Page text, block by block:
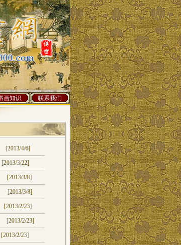
画知识 联系我们
[2013/4/6]
[2013/3/22]
[2013/3/8]
[2013/3/8]
[2013/2/23]
[2013/2/23]
[2013/2/23]